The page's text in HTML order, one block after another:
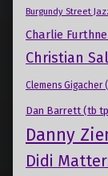
Burgundy Street
Charlie
Christian
Clemens Gigacher
Dan Barrett (tb
Danny
Didi